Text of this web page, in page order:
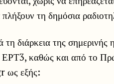
τη δημόσια
τη διάρκεια της
καθώς και από το
ως εξής: